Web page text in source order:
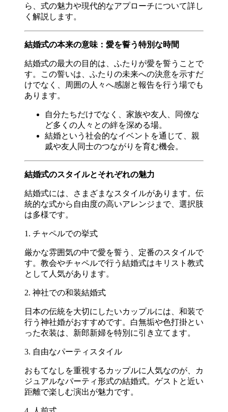
ら、式の魅力や現代的なアプローチについて詳し
く解説します。
結婚式の本来の意味：愛を誓う特別な時間
結婚式の最大の目的は、ふたりが愛を誓うことで
す。この誓いは、ふたりの未来への決意を示すだ
けでなく、周囲の人々へ感謝と報告を行う場でも
あります。
自分たちだけでなく、家族や友人、同僚な
ど多くの人々との絆を深める場。
結婚という社会的なイベントを通じて、親
戚や友人同士のつながりを育む機会。
結婚式のスタイルとそれぞれの魅力
結婚式には、さまざまなスタイルがあります。伝
統的な式から自由度の高いアレンジまで、選択肢
は多様です。
1. チャペルでの挙式
厳かな雰囲気の中で愛を誓う、定番のスタイルで
す。教会やチャペルで行う結婚式はキリスト教式
として人気があります。
2. 神社での和装結婚式
日本の伝統を大切にしたいカップルには、和装で
行う神社婚がおすすめです。白無垢や色打掛とい
った衣装は、新郎新婦を特別に引き立てます。
3. 自由なパーティスタイル
おもてなしを重視するカップルに人気なのが、カ
ジュアルなパーティ形式の結婚式。ゲストと近い
距離で楽しむ演出が魅力です。